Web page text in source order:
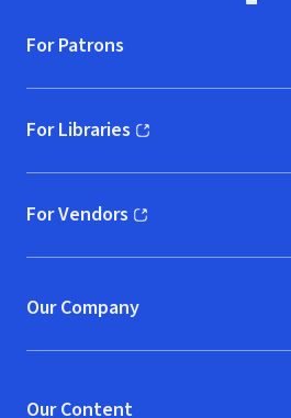
For Patrons
For Libraries
(opens in new window)
For Vendors
(opens in new window)
Our Company
Our Content